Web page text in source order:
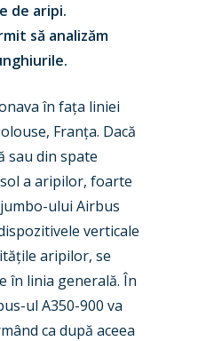
de aripi.
să analizăm
în fața liniei
Franța. Dacă
sau din spate
a aripilor, foarte
ului Airbus
verticale
aripilor, se
în linia generală. În
ul A350-900 va
ca după aceea